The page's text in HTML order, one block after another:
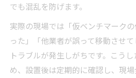
でも混乱を防げます。
実際の現場では「仮ベンチマーク
った」「他業者が誤って移動させ
トラブルが発生しがちです。こう
め、設置後は定期的に確認し、現